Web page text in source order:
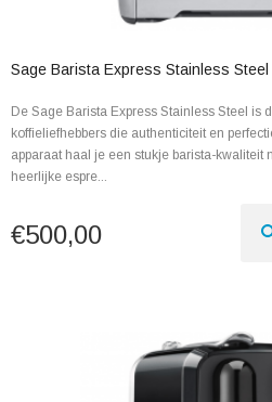
Sage Barista Express Stainless Steel
De Sage Barista Express Stainless Steel is
koffieliefhebbers die authenticiteit en
apparaat haal je een stukje barista-kwaliteit
heerlijke espre...
€500,00